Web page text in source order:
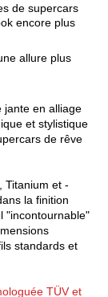
de supercars
encore plus
allure plus
jante en alliage
et stylistique
de rêve
Titanium et -
la finition
"incontournable"
standards et
TÜV et